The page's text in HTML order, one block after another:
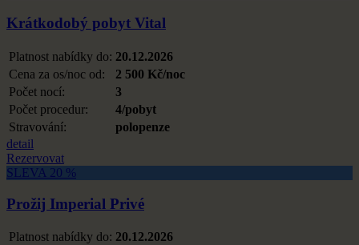
Krátkodobý pobyt Vital
Platnost nabídky do: 20.12.2026
Cena za os/noc od:
2 500 Kč/noc
Počet nocí:
3
Počet procedur:
4/pobyt
Stravování:
polopenze
detail
Rezervovat
SLEVA 20 %
Prožij Imperial Privé
Platnost nabídky do: 20.12.2026